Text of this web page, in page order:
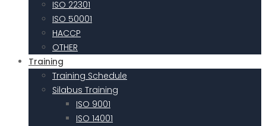
ISO 22301
ISO 50001
HACCP
OTHER
Training
Training Schedule
Silabus Training
ISO 9001
ISO 14001